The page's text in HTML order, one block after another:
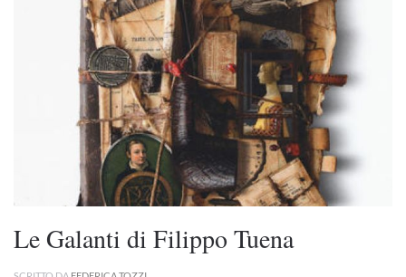
Le Galanti di Filippo Tuena